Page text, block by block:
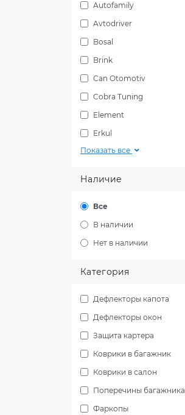
Autofamily
Avtodriver
Bosal
Brink
Can Otomotiv
Cobra Tuning
Element
Erkul
Показать все
Наличие
Все
В наличии
Нет в наличии
Категория
Дефлекторы капота
Дефлекторы окон
Защита картера
Коврики в багажник
Коврики в салон
Поперечины багажника
Фаркопы